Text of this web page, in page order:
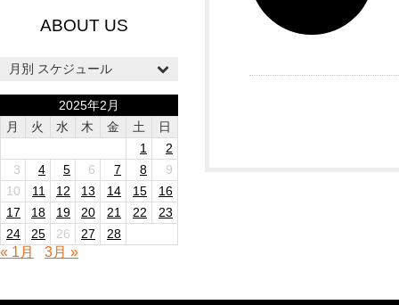
ABOUT US
月別 スケジュール
2025年2月
月
火 水 木 金 土
日
1
2
3
4 5 6 7 8
9
10
11 12 13 14 15
16
17
18 19 20 21 22
23
24
25 26 27 28
« 1月 3月 »